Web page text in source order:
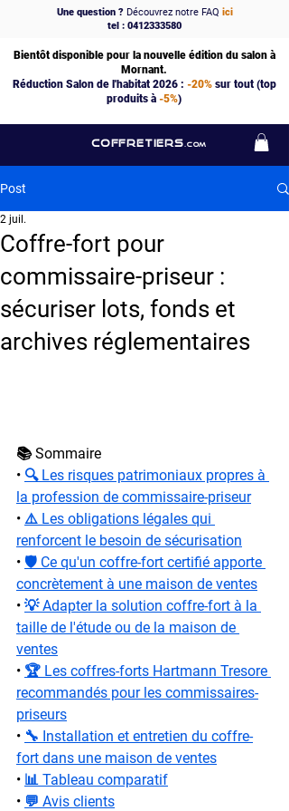
COFFRETIERS .COM
Une question ?Découvrez notre FAQ ici
tel : 0412333580
Bientôt disponible pour la nouvelle édition du salon à
Mornant.
Réduction Salon de l'habitat 2026 : -20%sur tout (top
produits à -5%)
Post
Coffre-fort pour
commissaire-priseur :
sécuriser lots, fonds et
archives réglementaires
2 juil.
📚 Sommaire
• 🔍 Les risques patrimoniaux propres à
la profession de commissaire-priseur
• ⚠️ Les obligations légales qui
renforcent le besoin de sécurisation
• 🛡️ Ce qu'un coffre-fort certifié apporte
concrètement à une maison de ventes
• 💡 Adapter la solution coffre-fort à la
taille de l'étude ou de la maison de
ventes
• 🏆 Les coffres-forts Hartmann Tresore
recommandés pour les commissaires-
priseurs
• 🔧 Installation et entretien du coffre-
fort dans une maison de ventes
• 📊 Tableau comparatif
• 💬 Avis clients